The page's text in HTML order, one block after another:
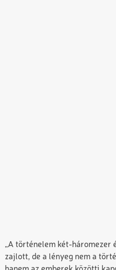
„A történelem két-háromezer
zajlott, de a lényeg nem a